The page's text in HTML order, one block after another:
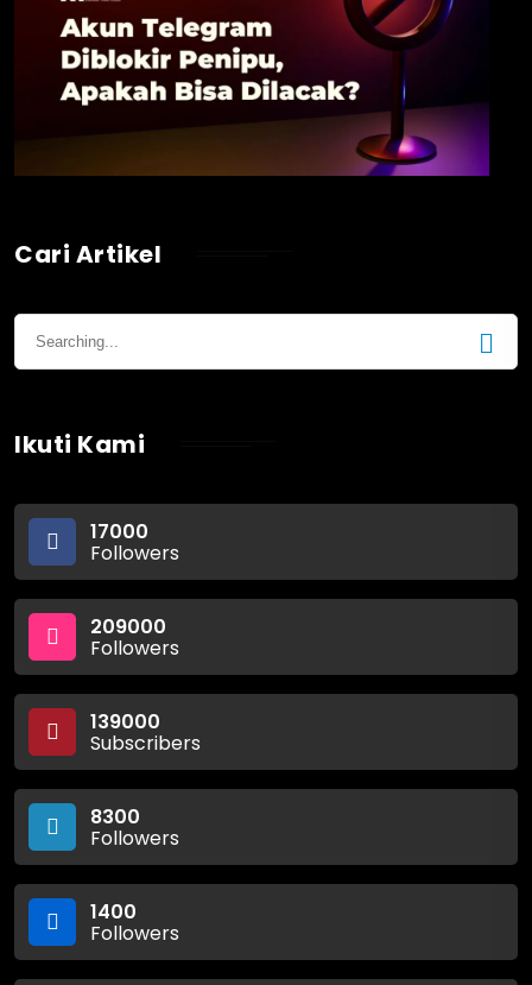
Cari Artikel
Ikuti Kami
17000
Followers
209000
Followers
139000
Subscribers
8300
Followers
1400
Followers